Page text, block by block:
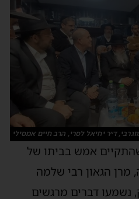
ד״ר יחיאל לסרי, הרב חיים אמסילי
אמש בביתו של
הגאון רבי שלמה
נשמעו דברים מרגשים